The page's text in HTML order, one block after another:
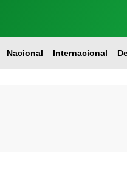
Nacional Internacional